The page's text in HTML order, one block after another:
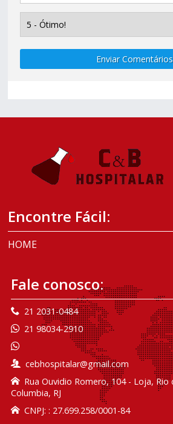
Enviar
Encontre Fácil:
HOME
Fale conosco:
21 2031-0484
21 98034-2910
cebhospitalar@gmail.com
Rua Ouvidio Romero, 104 - Loja, Rio
Columbia, RJ
CNPJ: : 27.699.258/0001-84